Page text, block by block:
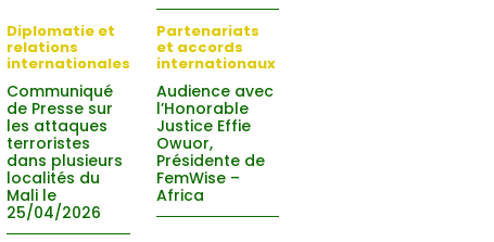
Diplomatie et
relations
internationales
Communiqué
de Presse sur
les attaques
terroristes
dans plusieurs
localités du
Mali le
25/04/2026
Partenariats
et accords
internationaux
Audience avec
l’Honorable
Justice Effie
Owuor,
Présidente de
FemWise –
Africa